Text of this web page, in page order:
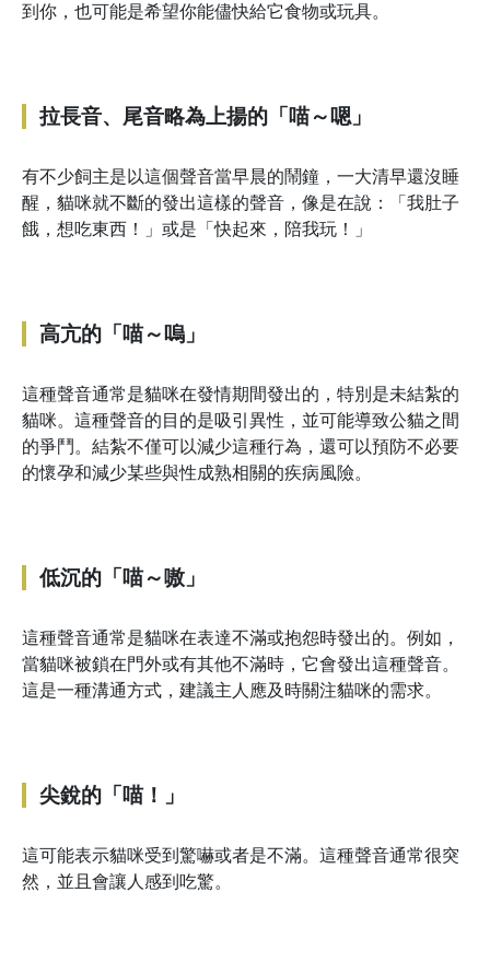
到你，也可能是希望你能儘快給它食物或玩具。
拉長音、尾音略為上揚的「喵～嗯」
有不少飼主是以這個聲音當早晨的鬧鐘，一大清早還沒睡
醒，貓咪就不斷的發出這樣的聲音，像是在說：「我肚子
餓，想吃東西！」或是「快起來，陪我玩！」
高亢的「喵～嗚」
這種聲音通常是貓咪在發情期間發出的，特別是未結紮的
貓咪。這種聲音的目的是吸引異性，並可能導致公貓之間
的爭鬥。結紮不僅可以減少這種行為，還可以預防不必要
的懷孕和減少某些與性成熟相關的疾病風險。
低沉的「喵～嗷」
這種聲音通常是貓咪在表達不滿或抱怨時發出的。例如，
當貓咪被鎖在門外或有其他不滿時，它會發出這種聲音。
這是一種溝通方式，建議主人應及時關注貓咪的需求。
尖銳的「喵！」
這可能表示貓咪受到驚嚇或者是不滿。這種聲音通常很突
然，並且會讓人感到吃驚。